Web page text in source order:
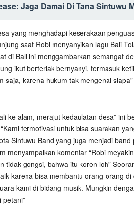
Jaga Damai Di Tana Sintuwu
yang menghadapi keserakaan
saat Robi menyanyikan lagu Bali
di Bali ini menggambarkan semangat
ikut berteriak bernyanyi, termasuk
saja, karena hukum tak mengenal
ke alam, merajut kedaulatan desa” ini
termotivasi untuk bisa suarakan
Sintuwu Band yang juga menjadi
menyampaikan komentar “Robi
tidak gengsi, bahwa itu keren loh”
karena bisa membantu orang-orang di
kami di bidang musik. Mungkin
petani”